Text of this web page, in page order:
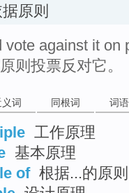
原则
vote against it on
则投票反对它。
词 同根词 词
工作原理
基本原理
of 根据...的原则